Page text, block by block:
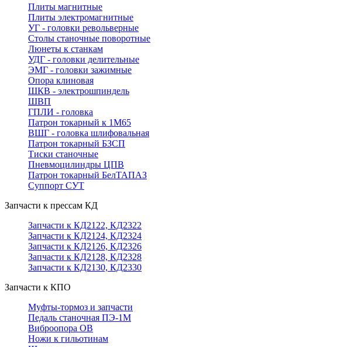
Плиты магнитные
Плиты электромагнитные
УГ - головки револьверные
Столы станочные поворотные
Люнеты к станкам
УДГ - головки делительные
ЭМГ - головки зажимные
Опора клиновая
ШКВ - электрошпиндель
ШВП
ГПЛИ - головка
Патрон токарный к 1М65
ВШГ - головка шлифовальная
Патрон токарный БЗСП
Тиски станочные
Пневмоцилиндры ЦПВ
Патрон токарный БелТАПАЗ
Суппорт СУТ
Запчасти к прессам КД
Запчасти к КД2122, КД2322
Запчасти к КД2124, КД2324
Запчасти к КД2126, КД2326
Запчасти к КД2128, КД2328
Запчасти к КД2130, КД2330
Запчасти к КПО
Муфты-тормоз и запчасти
Педаль станочная ПЭ-1М
Виброопора ОВ
Ножи к гильотинам